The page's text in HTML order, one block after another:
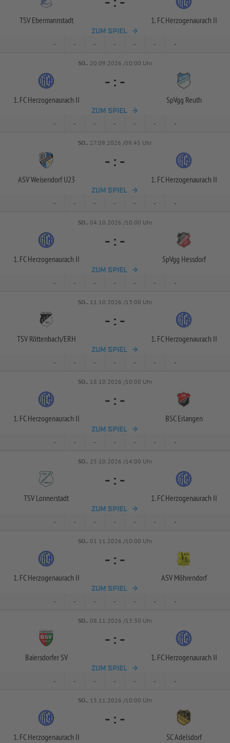
TSV Ebermannstadt 1. FC Herzogenaurach II
ZUM SPIEL
- - - - - - -
SO.. 20.09.2026 /10:00 Uhr
1. FC Herzogenaurach II
- : -
SpVgg Reuth
ZUM SPIEL
- - - - - - -
SO.. 27.09.2026 /09:45 Uhr
ASV Weisendorf U23
- : -
1. FC Herzogenaurach II
ZUM SPIEL
- - - - - - -
SO.. 04.10.2026 /10:00 Uhr
1. FC Herzogenaurach II
- : -
SpVgg Hessdorf
ZUM SPIEL
- - - - - - -
SO.. 11.10.2026 /13:00 Uhr
TSV Röttenbach/ERH
- : -
1. FC Herzogenaurach II
ZUM SPIEL
- - - - - - -
SO.. 18.10.2026 /10:00 Uhr
1. FC Herzogenaurach II
- : -
BSC Erlangen
ZUM SPIEL
- - - - - - -
SO.. 25.10.2026 /14:00 Uhr
TSV Lonnerstadt
- : -
1. FC Herzogenaurach II
ZUM SPIEL
- - - - - - -
SO.. 01.11.2026 /10:00 Uhr
1. FC Herzogenaurach II
- : -
ASV Möhrendorf
ZUM SPIEL
- - - - - - -
SO.. 08.11.2026 /13:30 Uhr
Baiersdorfer SV
- : -
1. FC Herzogenaurach II
ZUM SPIEL
- - - - - - -
SO.. 15.11.2026 /10:00 Uhr
1. FC Herzogenaurach II
- : -
SC Adelsdorf